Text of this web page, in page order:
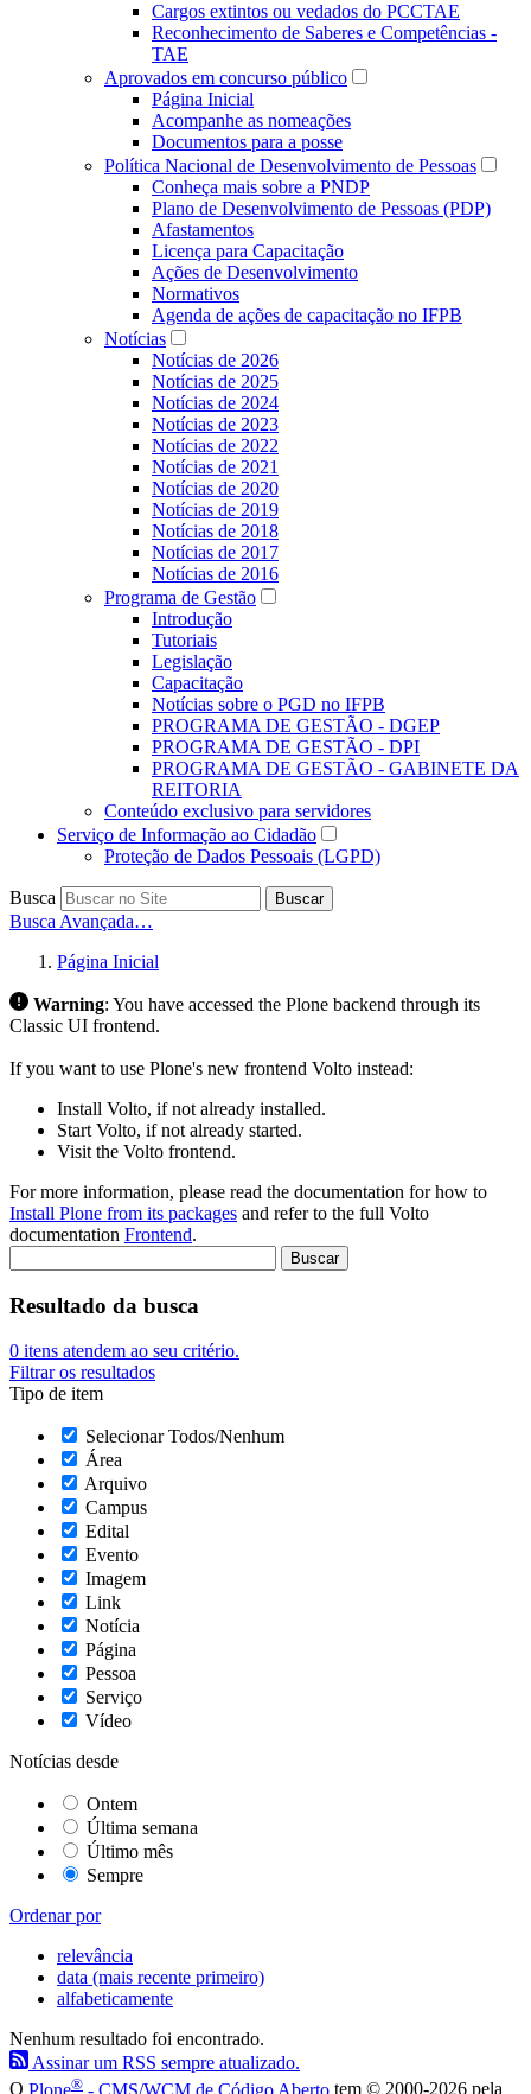
Cargos extintos ou vedados do PCCTAE
Reconhecimento de Saberes e Competências -
TAE
Aprovados em concurso público
Página Inicial
Acompanhe as nomeações
Documentos para a posse
Política Nacional de Desenvolvimento de Pessoas
Conheça mais sobre a PNDP
Plano de Desenvolvimento de Pessoas (PDP)
Afastamentos
Licença para Capacitação
Ações de Desenvolvimento
Normativos
Agenda de ações de capacitação no IFPB
Notícias
Notícias de 2026
Notícias de 2025
Notícias de 2024
Notícias de 2023
Notícias de 2022
Notícias de 2021
Notícias de 2020
Notícias de 2019
Notícias de 2018
Notícias de 2017
Notícias de 2016
Programa de Gestão
Introdução
Tutoriais
Legislação
Capacitação
Notícias sobre o PGD no IFPB
PROGRAMA DE GESTÃO - DGEP
PROGRAMA DE GESTÃO - DPI
PROGRAMA DE GESTÃO - GABINETE DA
REITORIA
Conteúdo exclusivo para servidores
Serviço de Informação ao Cidadão
Proteção de Dados Pessoais (LGPD)
Busca Buscar
Busca Avançada…
Página Inicial
Warning: You have accessed the Plone backend through its
Classic UI frontend.
If you want to use Plone's new frontend Volto instead:
Install Volto, if not already installed.
Start Volto, if not already started.
Visit the Volto frontend.
For more information, please read the documentation for how to
Install Plone from its packages and refer to the full Volto
documentation Frontend.
Resultado da busca
0 itens atendem ao seu critério.
Filtrar os resultados
Tipo de item
Selecionar Todos/Nenhum
Área
Arquivo
Campus
Edital
Evento
Imagem
Link
Notícia
Página
Pessoa
Serviço
Vídeo
Notícias desde
Ontem
Última semana
Último mês
Sempre
Ordenar por
relevância
data (mais recente primeiro)
alfabeticamente
Nenhum resultado foi encontrado.
Assinar um RSS sempre atualizado.
O Plone® - CMS/WCM de Código Aberto tem © 2000-2026 pela